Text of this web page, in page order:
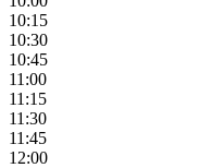
10:15
10:30
10:45
11:00
11:15
11:30
11:45
12:00